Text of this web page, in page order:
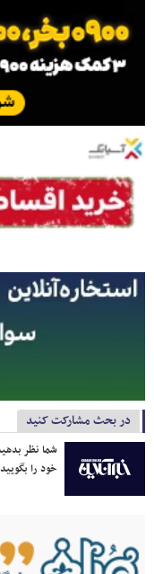
در بحث مشارکت کنید
شما نظر
خود را بگویید